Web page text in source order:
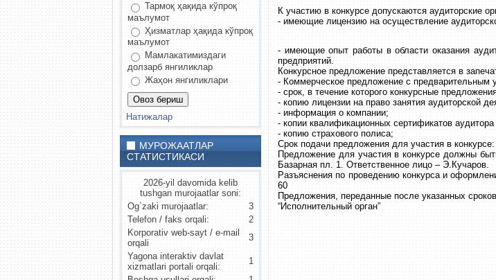
Тармоқ ҳақида кўпроқ
маълумот
Ҳизматлар ҳақида кўпроқ
маълумот
Мамлакатимиздаги
долзарб янгиликлар
Жаҳон янгиликлари
Натижалар
МУРОЖААТЛАР
СТАТИСТИКАСИ
2026-yil davomida kelib
tushgan murojaatlar soni:
Og`zaki murojaatlar:
3
Telefon / faks orqali:
2
Korporativ web-sayt / e-mail
orqali
3
Yagona interaktiv davlat
xizmatlari portali orqali:
1
К участию в конкурсе допускаются аудиторские
- имеющие лицензию на осуществление
- имеющие опыт работы в области оказания
предприятий.
Конкурсное предложение представляется в
- Коммерческое предложение с предварительным
- срок, в течение которого конкурсные
- копию лицензии на право занятия аудиторской
- информация о компании;
- копии квалификационных сертификатов
- копию страхового полиса;
Срок подачи предложения для участия в
Предложение для участия в конкурсе должны
Базарная пл. 1. Ответственное лицо – Э.Кучаров.
Разъяснения по проведению конкурса и
60
Предложения, переданные после указанных
“Исполнительный орган”